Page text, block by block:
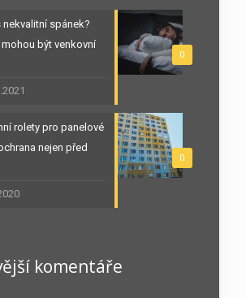
0
nekvalitní spánek?
mohou být venkovní
0
rolety pro panelové
nejen před
komentáře